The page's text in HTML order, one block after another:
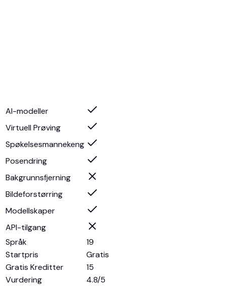
AI-modeller
Virtuell Prøving
Spøkelsesmannekeng
Posendring
Bakgrunnsfjerning
Bildeforstørring
Modellskaper
API-tilgang
Språk
19
Startpris
Gratis
Gratis Kreditter
15
Vurdering
4.8/5